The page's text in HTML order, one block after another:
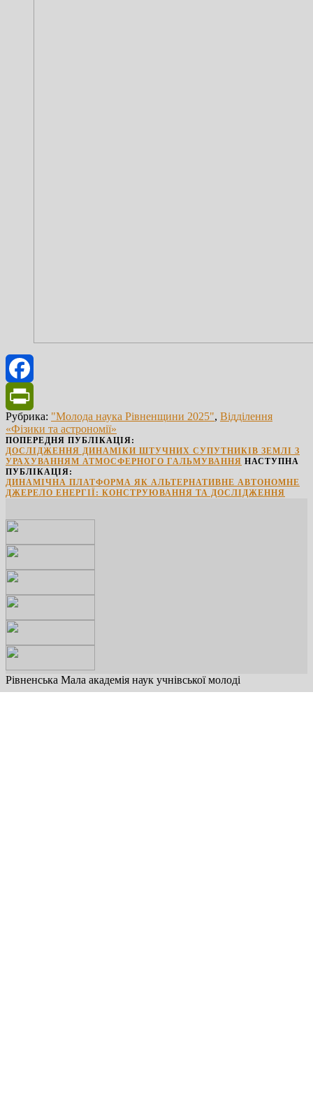
Facebook
PrintFriendly
Рубрика: "Молода наука Рівненщини 2025", Відділення
«Фізики та астрономії»
ПОПЕРЕДНЯ ПУБЛІКАЦІЯ:
ДОСЛІДЖЕННЯ ДИНАМІКИ ШТУЧНИХ СУПУТНИКІВ ЗЕМЛІ З
УРАХУВАННЯМ АТМОСФЕРНОГО ГАЛЬМУВАННЯ НАСТУПНА
ПУБЛІКАЦІЯ:
ДИНАМІЧНА ПЛАТФОРМА ЯК АЛЬТЕРНАТИВНЕ АВТОНОМНЕ
ДЖЕРЕЛО ЕНЕРГІЇ: КОНСТРУЮВАННЯ ТА ДОСЛІДЖЕННЯ
Рівненська Мала академія наук учнівської молоді